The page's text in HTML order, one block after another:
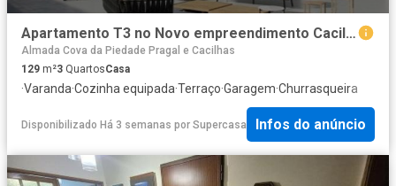
Apartamento T3 no Novo empreendimento Cacilhas bay em Cacilhas com Varandas e garagem
Almada Cova da Piedade Pragal e Cacilhas
129 m²3 QuartosCasa
·Varanda·Cozinha equipada·Terraço·Garagem·Churrasqueira
Disponibilizado Há 3 semanas por Supercasa Infos do anúncio